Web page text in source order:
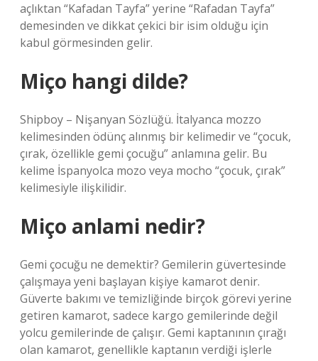
açlıktan “Kafadan Tayfa” yerine “Rafadan Tayfa”
demesinden ve dikkat çekici bir isim olduğu için
kabul görmesinden gelir.
Miço hangi dilde?
Shipboy – Nişanyan Sözlüğü. İtalyanca mozzo
kelimesinden ödünç alınmış bir kelimedir ve “çocuk,
çırak, özellikle gemi çocuğu” anlamına gelir. Bu
kelime İspanyolca mozo veya mocho “çocuk, çırak”
kelimesiyle ilişkilidir.
Miço anlami nedir?
Gemi çocuğu ne demektir? Gemilerin güvertesinde
çalışmaya yeni başlayan kişiye kamarot denir.
Güverte bakımı ve temizliğinde birçok görevi yerine
getiren kamarot, sadece kargo gemilerinde değil
yolcu gemilerinde de çalışır. Gemi kaptanının çırağı
olan kamarot, genellikle kaptanın verdiği işlerle